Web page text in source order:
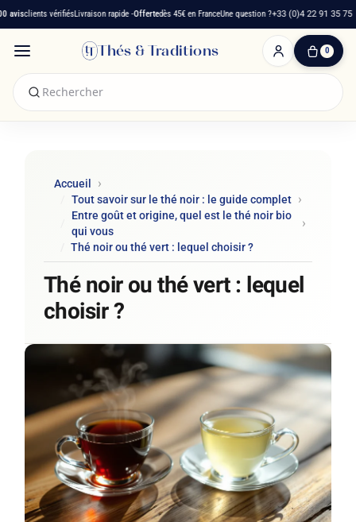
clients vérifiésLivraison rapide -Offertedès 45€ en FranceUne question ?+33 (0)4 22 91 35 75
Thés & Traditions 0
0
Accueil
Tout savoir sur le thé noir : le guide complet
Entre goût et origine, quel est le thé noir bio
qui vous
Thé noir ou thé vert : lequel choisir ?
Thé noir ou thé vert : lequel
choisir ?